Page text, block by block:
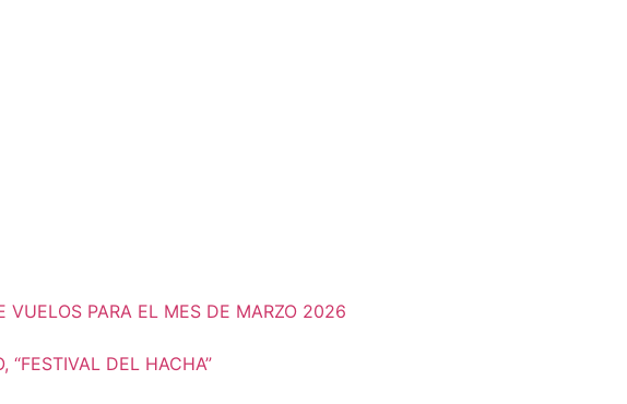
PARA EL MES DE MARZO 2026
“FESTIVAL DEL HACHA”